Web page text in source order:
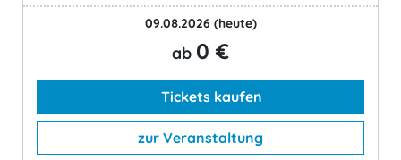
09.08.2026 (heute)
ab 0 €
Tickets kaufen
zur Veranstaltung